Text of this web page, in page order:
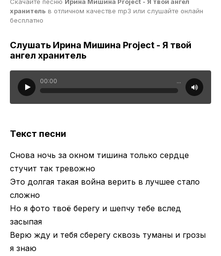
хранитель в отличном качестве mp3 или слушайте онлайн
бесплатно
Слушать Ирина Мишина Project - Я твой
ангел хранитель
00:00 ...
Текст песни
Снова ночь за окном тишина только сердце
стучит так тревожно
Это долгая такая война верить в лучшее стало
сложно
Но я фото твоё берегу и шепчу тебе вслед
засыпая
Верю жду и тебя сберегу сквозь туманы и грозы
я знаю